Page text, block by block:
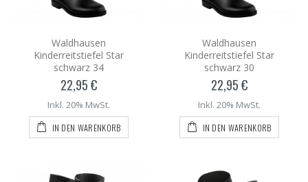
Waldhausen
Kinderreitstiefel Star
schwarz 34
22,95 €
Inkl. 20% MwSt.
IN DEN WARENKORB
Waldhausen
Kinderreitstiefel Star
schwarz 30
22,95 €
Inkl. 20% MwSt.
IN DEN WARENKORB